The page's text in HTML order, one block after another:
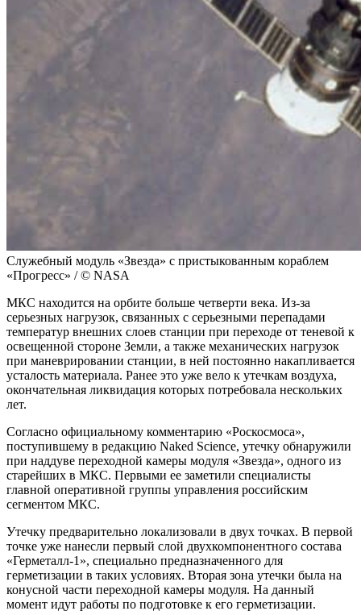
Служебный модуль «Звезда» с пристыкованным кораблем
«Прогресс» / © NASA
МКС находится на орбите больше четверти века. Из-за
серьезных нагрузок, связанных с серьезными перепадами
температур внешних слоев станции при переходе от теневой к
освещенной стороне Земли, а также механических нагрузок
при маневрировании станции, в ней постоянно накапливается
усталость материала. Ранее это уже вело к утечкам воздуха,
окончательная ликвидация которых потребовала нескольких
лет.
Согласно официальному комментарию «Роскосмоса»,
поступившему в редакцию Naked Science, утечку обнаружили
при наддуве переходной камеры модуля «Звезда», одного из
старейших в МКС. Первыми ее заметили специалисты
главной оперативной группы управления российским
сегментом МКС.
Утечку предварительно локализовали в двух точках. В первой
точке уже нанесли первый слой двухкомпонентного состава
«Герметалл-1», специально предназначенного для
герметизации в таких условиях. Вторая зона утечки была на
конусной части переходной камеры модуля. На данный
момент идут работы по подготовке к его герметизации.